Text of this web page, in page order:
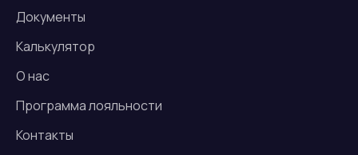
Документы
Калькулятор
О нас
Программа лояльности
Контакты